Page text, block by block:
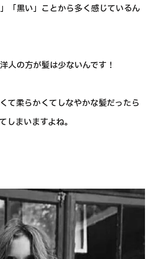
「黒い」ことから多く感じているん
人の方が髪は少ないんです！
て柔らかくてしなやかな髪だったら
しまいますよね。